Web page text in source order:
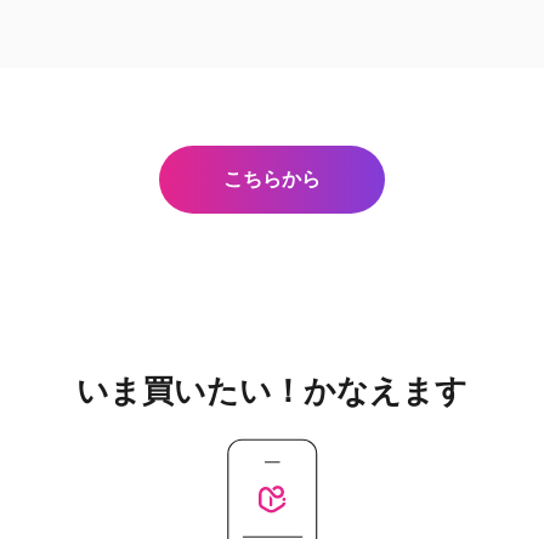
こちらから
いま買いたい！かなえます